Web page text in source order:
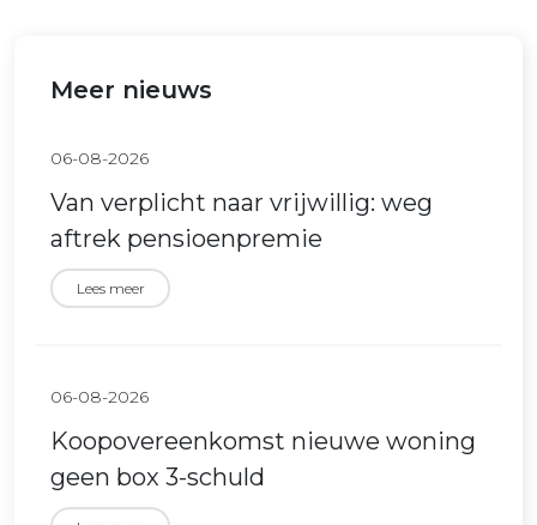
Meer nieuws
06-08-2026
Van verplicht naar vrijwillig: weg
aftrek pensioenpremie
Lees meer
06-08-2026
Koopovereenkomst nieuwe woning
geen box 3-schuld